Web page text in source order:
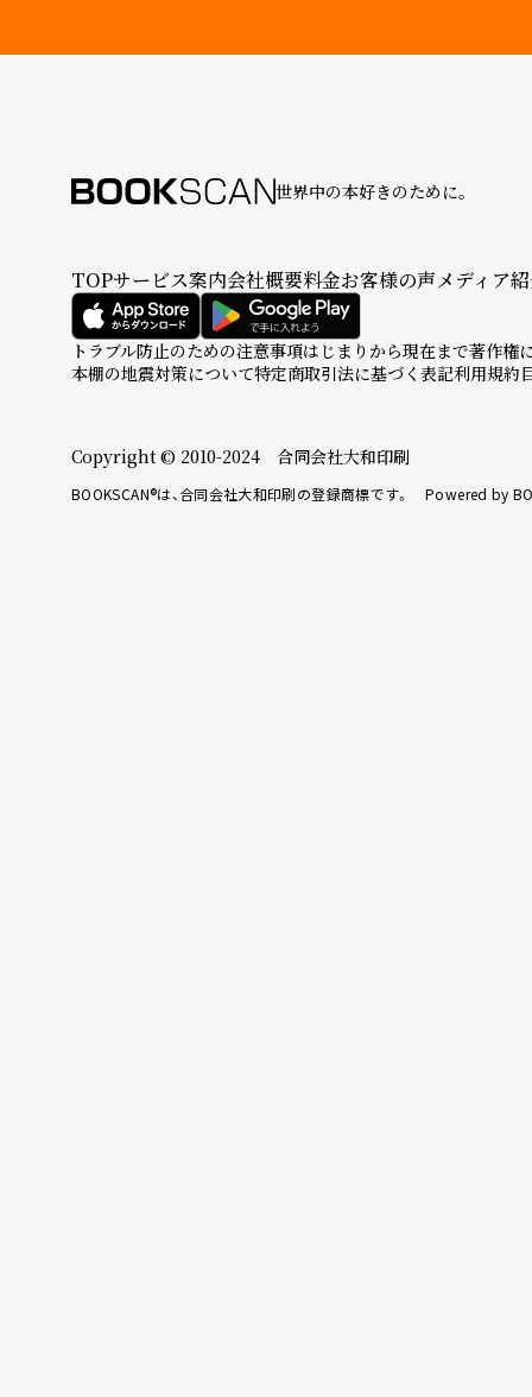
世界中の本好きのために。
TOPサービス案内会社概要料金お客様の声メディア
トラブル防止のための注意事項はじまりから現在まで著作権
本棚の地震対策について特定商取引法に基づく表記利用規約
Copyright © 2010-2024 合同会社大和印刷
BOOKSCAN®は、合同会社大和印刷の登録商標です。 Powered by